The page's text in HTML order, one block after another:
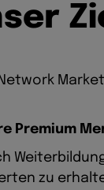
ser Zi
Premium
zu